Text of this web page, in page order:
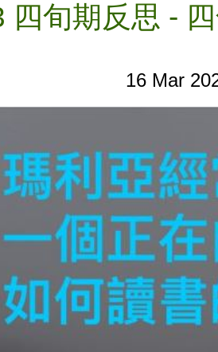
四旬期反思 -
16 Mar